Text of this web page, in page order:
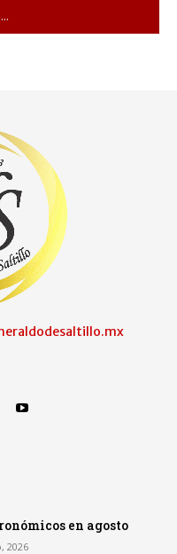
en agosto
2026